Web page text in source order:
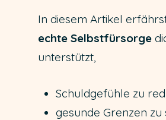
In diesem Artikel
echte Selbstfürsorge
unterstützt,
Schuldgefühle zu
gesunde Grenzen zu